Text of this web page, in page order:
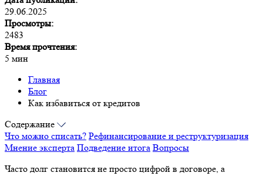
29.06.2025
Просмотры:
2483
Время прочтения:
5 мин
Главная
Блог
Как избавиться от кредитов
Содержание
Что можно списать? Рефинансирование и реструктуризация
Мнение эксперта Подведение итога Вопросы
Часто долг становится не просто цифрой в договоре, а